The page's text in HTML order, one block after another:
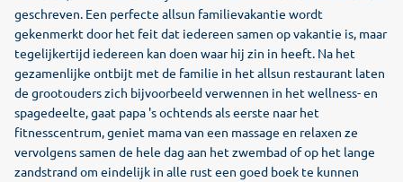
geschreven. Een perfecte allsun familievakantie wordt
gekenmerkt door het feit dat iedereen samen op vakantie is, maar
tegelijkertijd iedereen kan doen waar hij zin in heeft. Na het
gezamenlijke ontbijt met de familie in het allsun restaurant laten
de grootouders zich bijvoorbeeld verwennen in het wellness- en
spagedeelte, gaat papa 's ochtends als eerste naar het
fitnesscentrum, geniet mama van een massage en relaxen ze
vervolgens samen de hele dag aan het zwembad of op het lange
zandstrand om eindelijk in alle rust een goed boek te kunnen